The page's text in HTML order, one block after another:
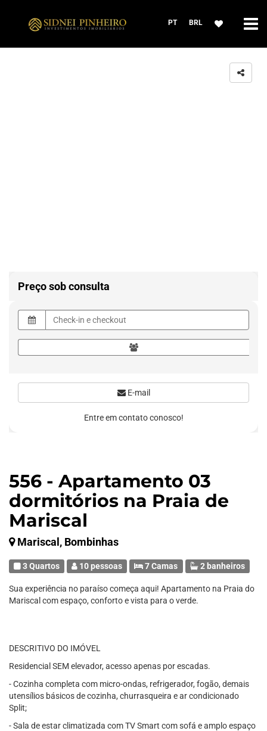
PT BRL
556 - Apartamento 03
dormitórios na Praia de
Mariscal
Mariscal, Bombinhas
3 Quartos 10 pessoas 7 Camas 2 banheiros
Sua experiência no paraíso começa aqui! Apartamento na Praia do
Mariscal com espaço, conforto e vista para o verde.
DESCRITIVO DO IMÓVEL
Residencial SEM elevador, acesso apenas por escadas.
- Cozinha completa com micro-ondas, refrigerador, fogão, demais
utensílios básicos de cozinha, churrasqueira e ar condicionado
Split;
- Sala de estar climatizada com TV Smart com sofá e amplo espaço
Preço sob consulta
E-mail
Entre em contato conosco!